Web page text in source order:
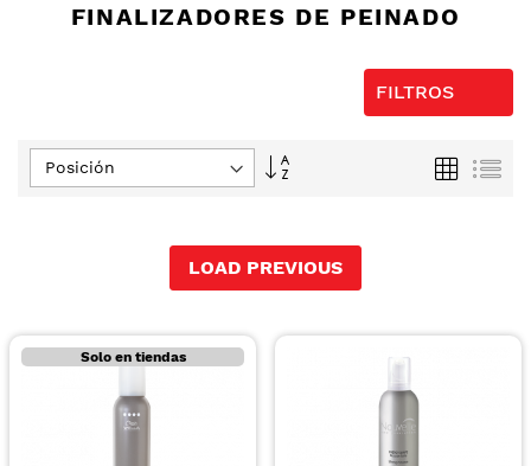
FINALIZADORES DE PEINADO
FILTROS
Fijar
Parrilla
LOAD PREVIOUS
Solo en tiendas